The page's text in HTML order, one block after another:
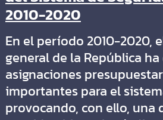
2010-2020
En el período 2010-2020,
general de la República
asignaciones
importantes para el
provocando, con ello, una